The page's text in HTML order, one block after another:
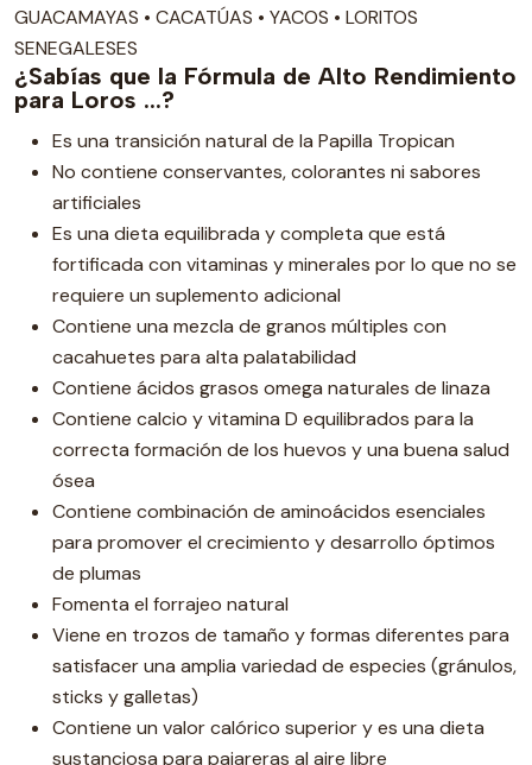
GUACAMAYAS • CACATÚAS • YACOS • LORITOS
SENEGALESES
¿Sabías que la Fórmula de Alto Rendimiento
para Loros ...?
Es una transición natural de la Papilla Tropican
No contiene conservantes, colorantes ni sabores
artificiales
Es una dieta equilibrada y completa que está
fortificada con vitaminas y minerales por lo que no se
requiere un suplemento adicional
Contiene una mezcla de granos múltiples con
cacahuetes para alta palatabilidad
Contiene ácidos grasos omega naturales de linaza
Contiene calcio y vitamina D equilibrados para la
correcta formación de los huevos y una buena salud
ósea
Contiene combinación de aminoácidos esenciales
para promover el crecimiento y desarrollo óptimos
de plumas
Fomenta el forrajeo natural
Viene en trozos de tamaño y formas diferentes para
satisfacer una amplia variedad de especies (gránulos,
sticks y galletas)
Contiene un valor calórico superior y es una dieta
sustanciosa para pajareras al aire libre